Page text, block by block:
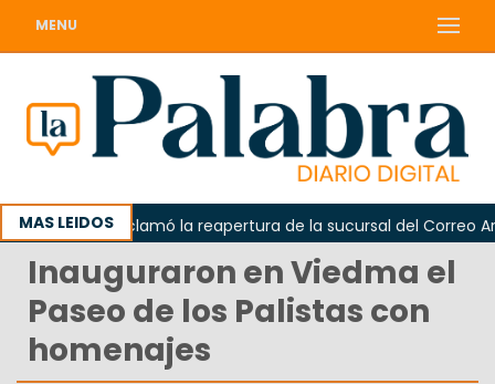
MENU
MAS LEIDOS
Odarda reclamó la reapertura de la sucursal del Correo
Inauguraron en Viedma el
Paseo de los Palistas con
homenajes